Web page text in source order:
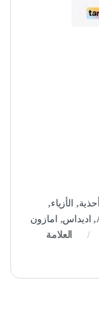
أحذية, الأزياء,
, اديداس, امازون
العلامة